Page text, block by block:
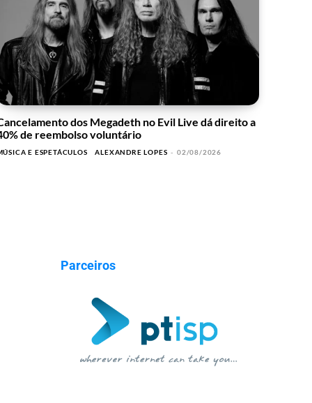
dos Megadeth no Evil Live dá direito a
de reembolso voluntário
E ESPETÁCULOS ALEXANDRE LOPES - 02/08/2026
Parceiros